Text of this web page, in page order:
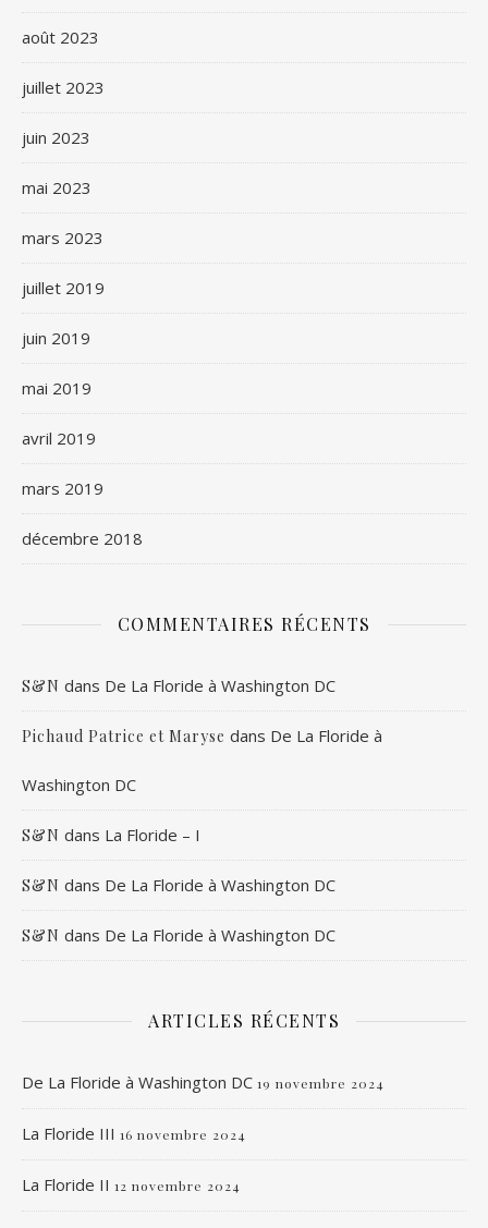
août 2023
juillet 2023
juin 2023
mai 2023
mars 2023
juillet 2019
juin 2019
mai 2019
avril 2019
mars 2019
décembre 2018
COMMENTAIRES RÉCENTS
S&N dans De La Floride à Washington DC
Pichaud Patrice et Maryse dans De La Floride à
Washington DC
S&N dans La Floride – I
S&N dans De La Floride à Washington DC
S&N dans De La Floride à Washington DC
ARTICLES RÉCENTS
De La Floride à Washington DC 19 novembre 2024
La Floride III 16 novembre 2024
La Floride II 12 novembre 2024